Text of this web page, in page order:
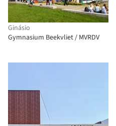
Ginásio
Gymnasium Beekvliet / MVRDV